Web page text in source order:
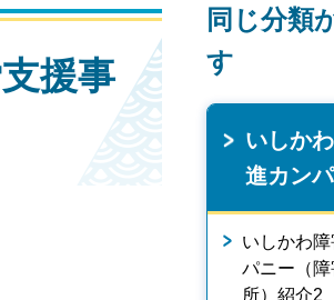
援事
同じ分類
す
いしか
進カン
いしかわ
パニー（
所）紹介2